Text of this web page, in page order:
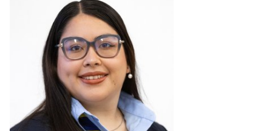
(Estados Unidos)
READ BIO